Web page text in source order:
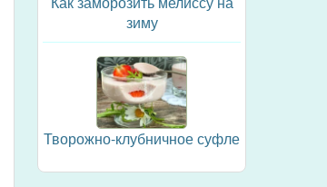
зиму
Творожно-клубничное суфле